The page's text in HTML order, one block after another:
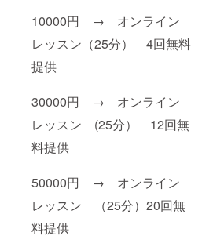
10000円 → オンライン
レッスン（25分） 4回無料
提供
30000円 → オンライン
レッスン (25分） 12回無
料提供
50000円 → オンライン
レッスン （25分）20回無
料提供